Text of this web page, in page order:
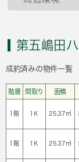
第五嶋田
成約済みの物件一覧
階層 間取り 面積
1階 1Ｋ 25.37㎡
1階 1Ｋ 25.37㎡